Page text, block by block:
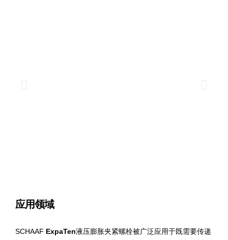
应用领域
SCHAAF ExpaTen液压膨胀夹紧螺栓被广泛应用于既需要传递